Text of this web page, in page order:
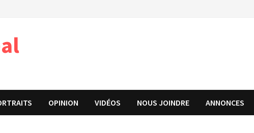
OPINION VIDÉOS NOUS JOINDRE ANNONCES